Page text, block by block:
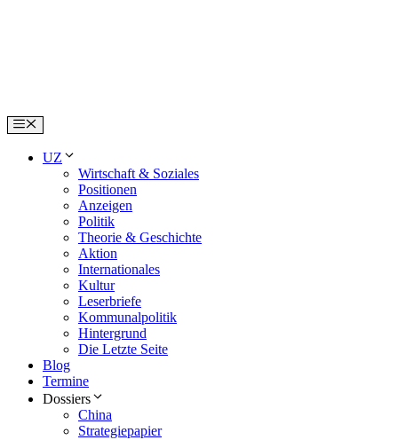
Menu
UZ
Wirtschaft & Soziales
Positionen
Anzeigen
Politik
Theorie & Geschichte
Aktion
Internationales
Kultur
Leserbriefe
Kommunalpolitik
Hintergrund
Die Letzte Seite
Blog
Termine
Dossiers
China
Strategiepapier